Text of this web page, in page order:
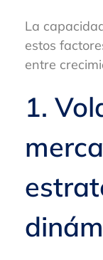
La
estos
entre
1.